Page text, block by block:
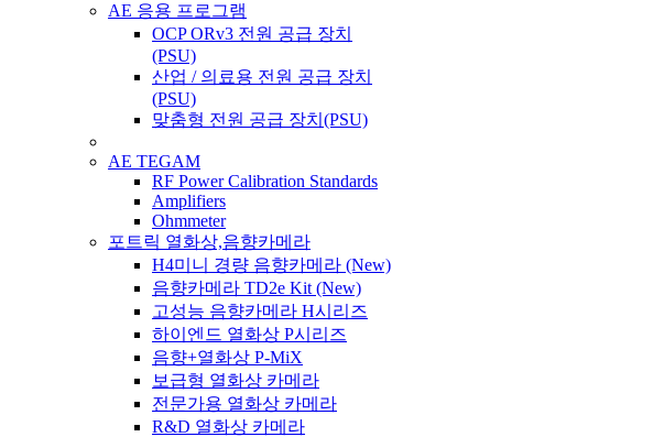
AE 응용 프로그램
OCP ORv3 전원 공급 장치
(PSU)
산업 / 의료용 전원 공급 장치
(PSU)
맞춤형 전원 공급 장치(PSU)
AE TEGAM
RF Power Calibration Standards
Amplifiers
Ohmmeter
포트릭 열화상,음향카메라
H4미니 경량 음향카메라 (New)
음향카메라 TD2e Kit (New)
고성능 음향카메라 H시리즈
하이엔드 열화상 P시리즈
음향+열화상 P-MiX
보급형 열화상 카메라
전문가용 열화상 카메라
R&D 열화상 카메라